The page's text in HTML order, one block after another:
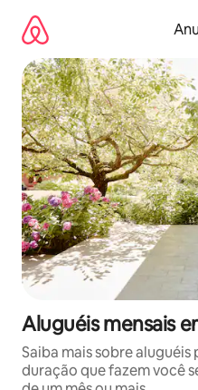
para
conteúdo
Aluguéis mensais
Saiba mais sobre
duração que fazem você